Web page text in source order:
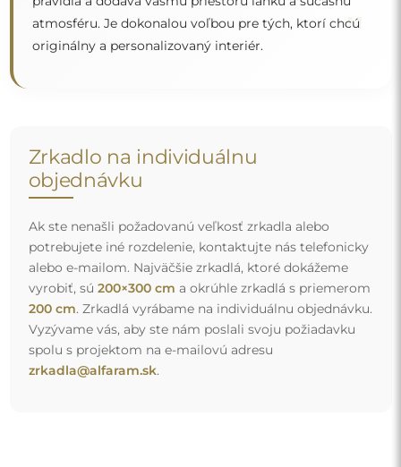
zrkadla@alfaram.sk.
Doprava zdarma a bezpečná preprava
Nemusíte sa starať o prepravu – postaráme sa o to, aby
zrkadlo, ktoré ste si objednali, k vám bezpečne dorazilo, a
to úplne zdarma. Disponujeme vlastným vozovým
parkom a vyškoleným personálom, preto vám môžeme
zaručiť, že zrkadlo dorazí v dokonalom stave, bez
dodatočných poplatkov. Aj keď si objednáte zrkadlo
veľkých rozmerov, môžete sa spoľahnúť na rýchle
doručenie.
Pozrite si, ako balíme naše zrkadlá.